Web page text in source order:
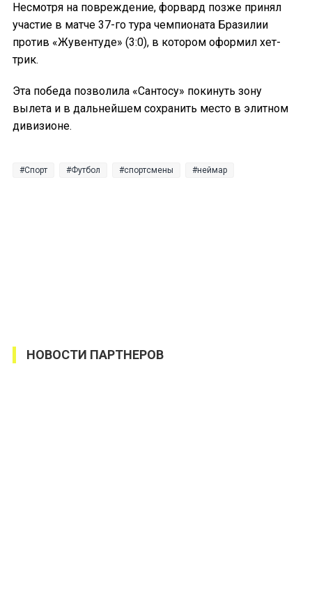
Несмотря на повреждение, форвард позже принял
участие в матче 37-го тура чемпионата Бразилии
против «Жувентуде» (3:0), в котором оформил хет-
трик.
Эта победа позволила «Сантосу» покинуть зону
вылета и в дальнейшем сохранить место в элитном
дивизионе.
Спорт Футбол спортсмены неймар
НОВОСТИ ПАРТНЕРОВ